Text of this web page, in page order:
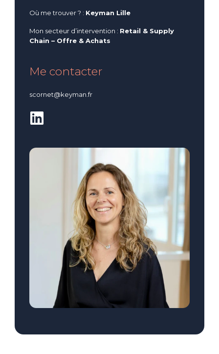
Où me trouver ? : Keyman Lille
Mon secteur d’intervention : Retail & Supply
Chain – Offre & Achats
Me contacter
scornet@keyman.fr